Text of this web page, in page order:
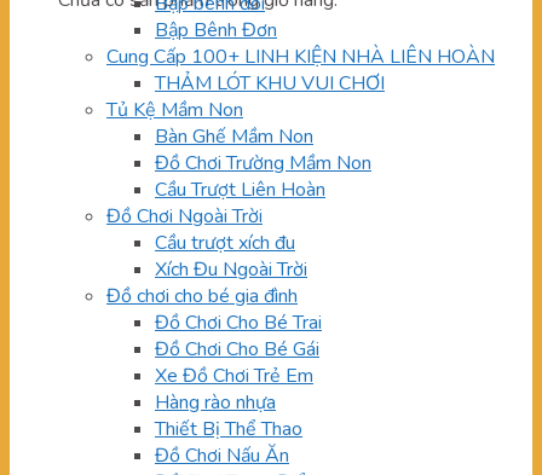
Bập Bênh Đơn
Cung Cấp 100+ LINH KIỆN NHÀ LIÊN HOÀN
THẢM LÓT KHU VUI CHƠI
Tủ Kệ Mầm Non
Bàn Ghế Mầm Non
Đồ Chơi Trường Mầm Non
Cầu Trượt Liên Hoàn
Đồ Chơi Ngoài Trời
Cầu trượt xích đu
Xích Đu Ngoài Trời
Đồ chơi cho bé gia đình
Đồ Chơi Cho Bé Trai
Đồ Chơi Cho Bé Gái
Xe Đồ Chơi Trẻ Em
Hàng rào nhựa
Thiết Bị Thể Thao
Đồ Chơi Nấu Ăn